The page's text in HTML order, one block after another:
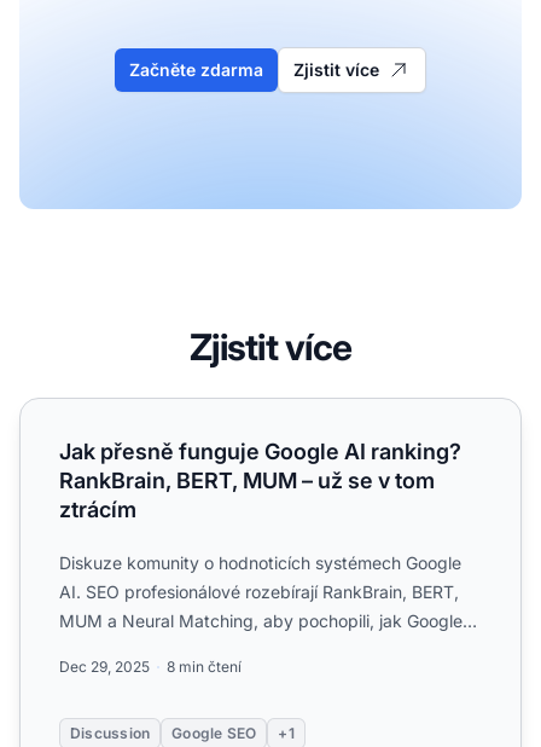
Začněte zdarma Zjistit více
Zjistit více
Jak přesně funguje Google AI ranking? RankBrain, BERT,
Jak přesně funguje Google AI ranking?
RankBrain, BERT, MUM – už se v tom
ztrácím
Diskuze komunity o hodnoticích systémech Google
AI. SEO profesionálové rozebírají RankBrain, BERT,
MUM a Neural Matching, aby pochopili, jak Google
Dec 29, 2025 8 min čtení
Discussion Google SEO +1